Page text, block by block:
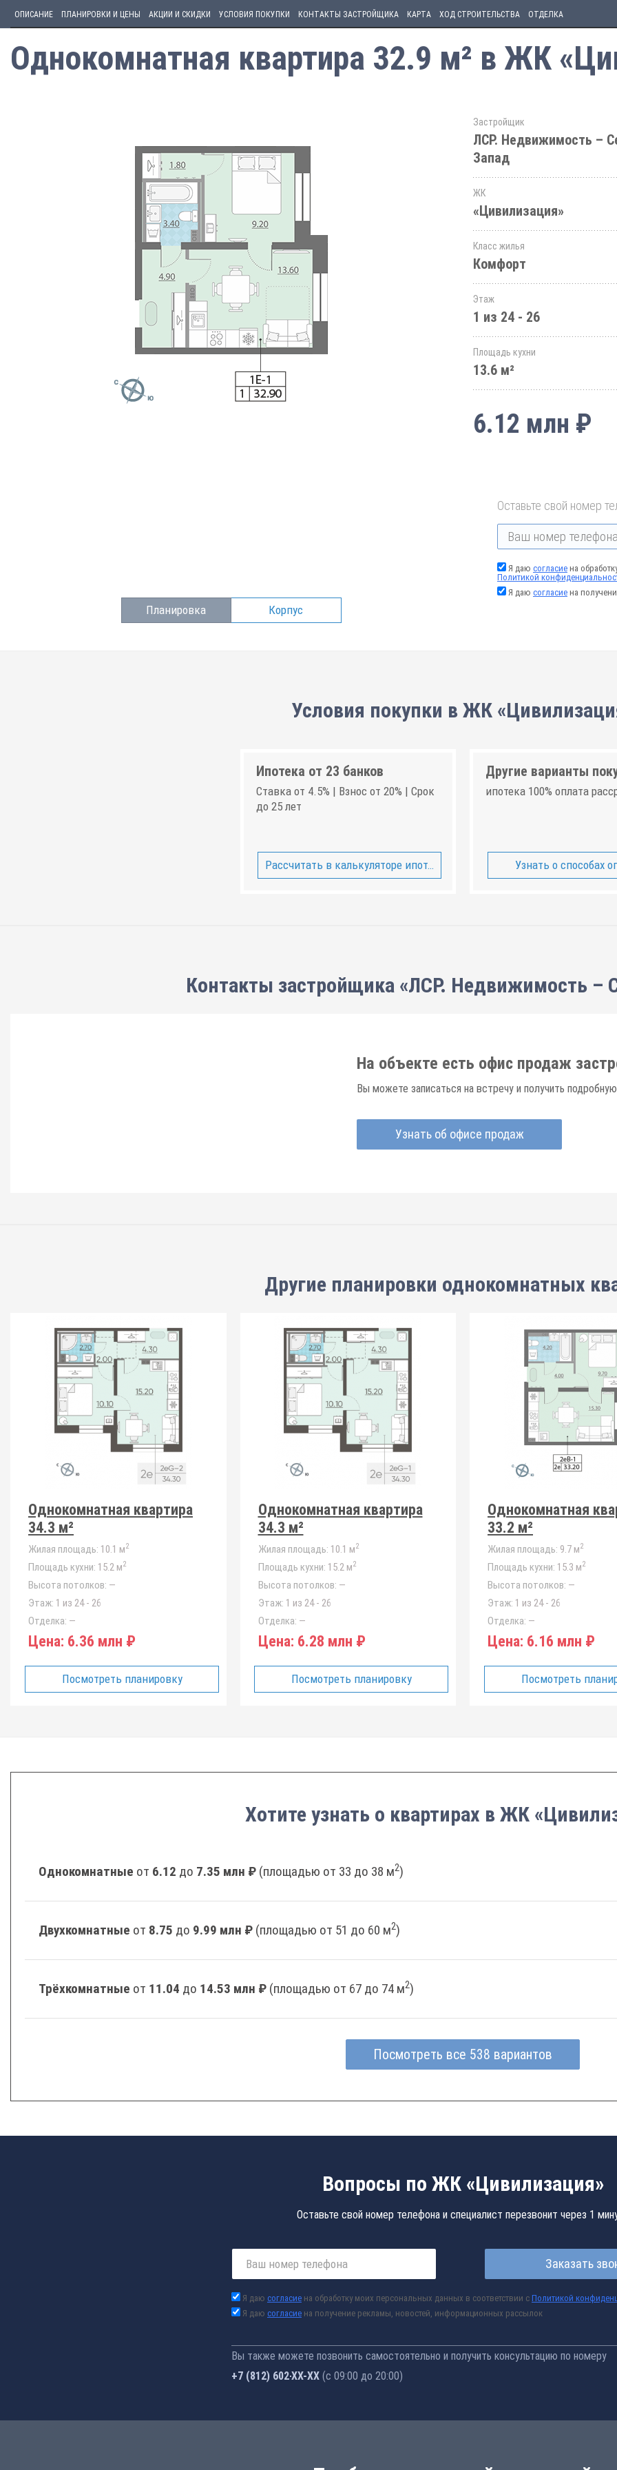
ОПИСАНИЕ ПЛАНИРОВКИ И ЦЕНЫ АКЦИИ И СКИДКИ УСЛОВИЯ ПОКУПКИ КОНТАКТЫ ЗАСТРОЙЩИКА КАРТА ХОД СТРОИТЕЛЬСТВА ОТДЕЛКА
Однокомнатная квартира 32.9 м² в ЖК
Планировка Корпус
Застройщик
ЛСР. Недвижимость –
Запад
ЖК
«Цивилизация»
Класс жилья
Комфорт
Этаж
1 из 24 - 26
Площадь кухни
13.6 м²
6.12 млн ₽
Оставьте свой номер
Я даю согласие на
Политикой
Я даю согласие на
Условия покупки в ЖК
Ипотека от 23 банков
Ставка от 4.5% | Взнос от 20% | Срок
до 25 лет
Рассчитать в калькуляторе ипотеки
Другие варианты
ипотека 100% оплата
Узнать о способах
Контакты застройщика «ЛСР. Недвижимость –
На объекте есть офис продаж
Вы можете записаться на встречу и получить
Узнать об офисе продаж
Другие планировки однокомнатных
Однокомнатная квартира
34.3 м²
Жилая площадь: 10.1 м2
Площадь кухни: 15.2 м2
Высота потолков: —
Этаж: 1 из 24 - 26
Отделка: —
Цена: 6.36 млн ₽
Посмотреть планировку
Однокомнатная квартира
34.3 м²
Жилая площадь: 10.1 м2
Площадь кухни: 15.2 м2
Высота потолков: —
Этаж: 1 из 24 - 26
Отделка: —
Цена: 6.28 млн ₽
Посмотреть планировку
Однокомнатная
33.2 м²
Жилая площадь: 9.7 м2
Площадь кухни: 15.3 м2
Высота потолков: —
Этаж: 1 из 24 - 26
Отделка: —
Цена: 6.16 млн ₽
Посмотреть
Хотите узнать о квартирах в ЖК
Однокомнатные от 6.12 до 7.35 млн ₽ (площадью от 33 до 38 м2)
Двухкомнатные от 8.75 до 9.99 млн ₽ (площадью от 51 до 60 м2)
Трёхкомнатные от 11.04 до 14.53 млн ₽ (площадью от 67 до 74 м2)
Посмотреть все 538 вариантов
Вопросы по ЖК «Цивилизация»
Оставьте свой номер телефона и специалист перезвонит через 1
Заказать
Я даю согласие на обработку моих персональных данных в соответствии с Политикой
Я даю согласие на получение рекламы, новостей, информационных рассылок
Вы также можете позвонить самостоятельно и получить консультацию по номеру
+7 (812) 602-44-77 (с 09:00 до 20:00)